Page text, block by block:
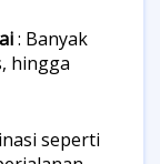
: Banyak
hingga
seperti